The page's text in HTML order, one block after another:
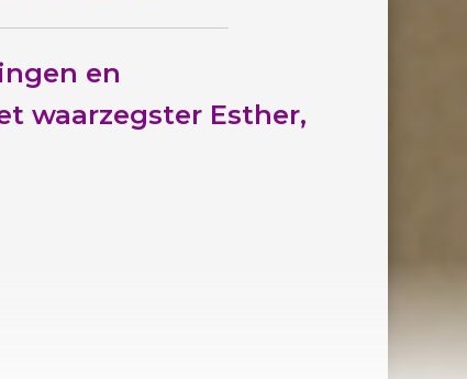
en
waarzegster Esther,